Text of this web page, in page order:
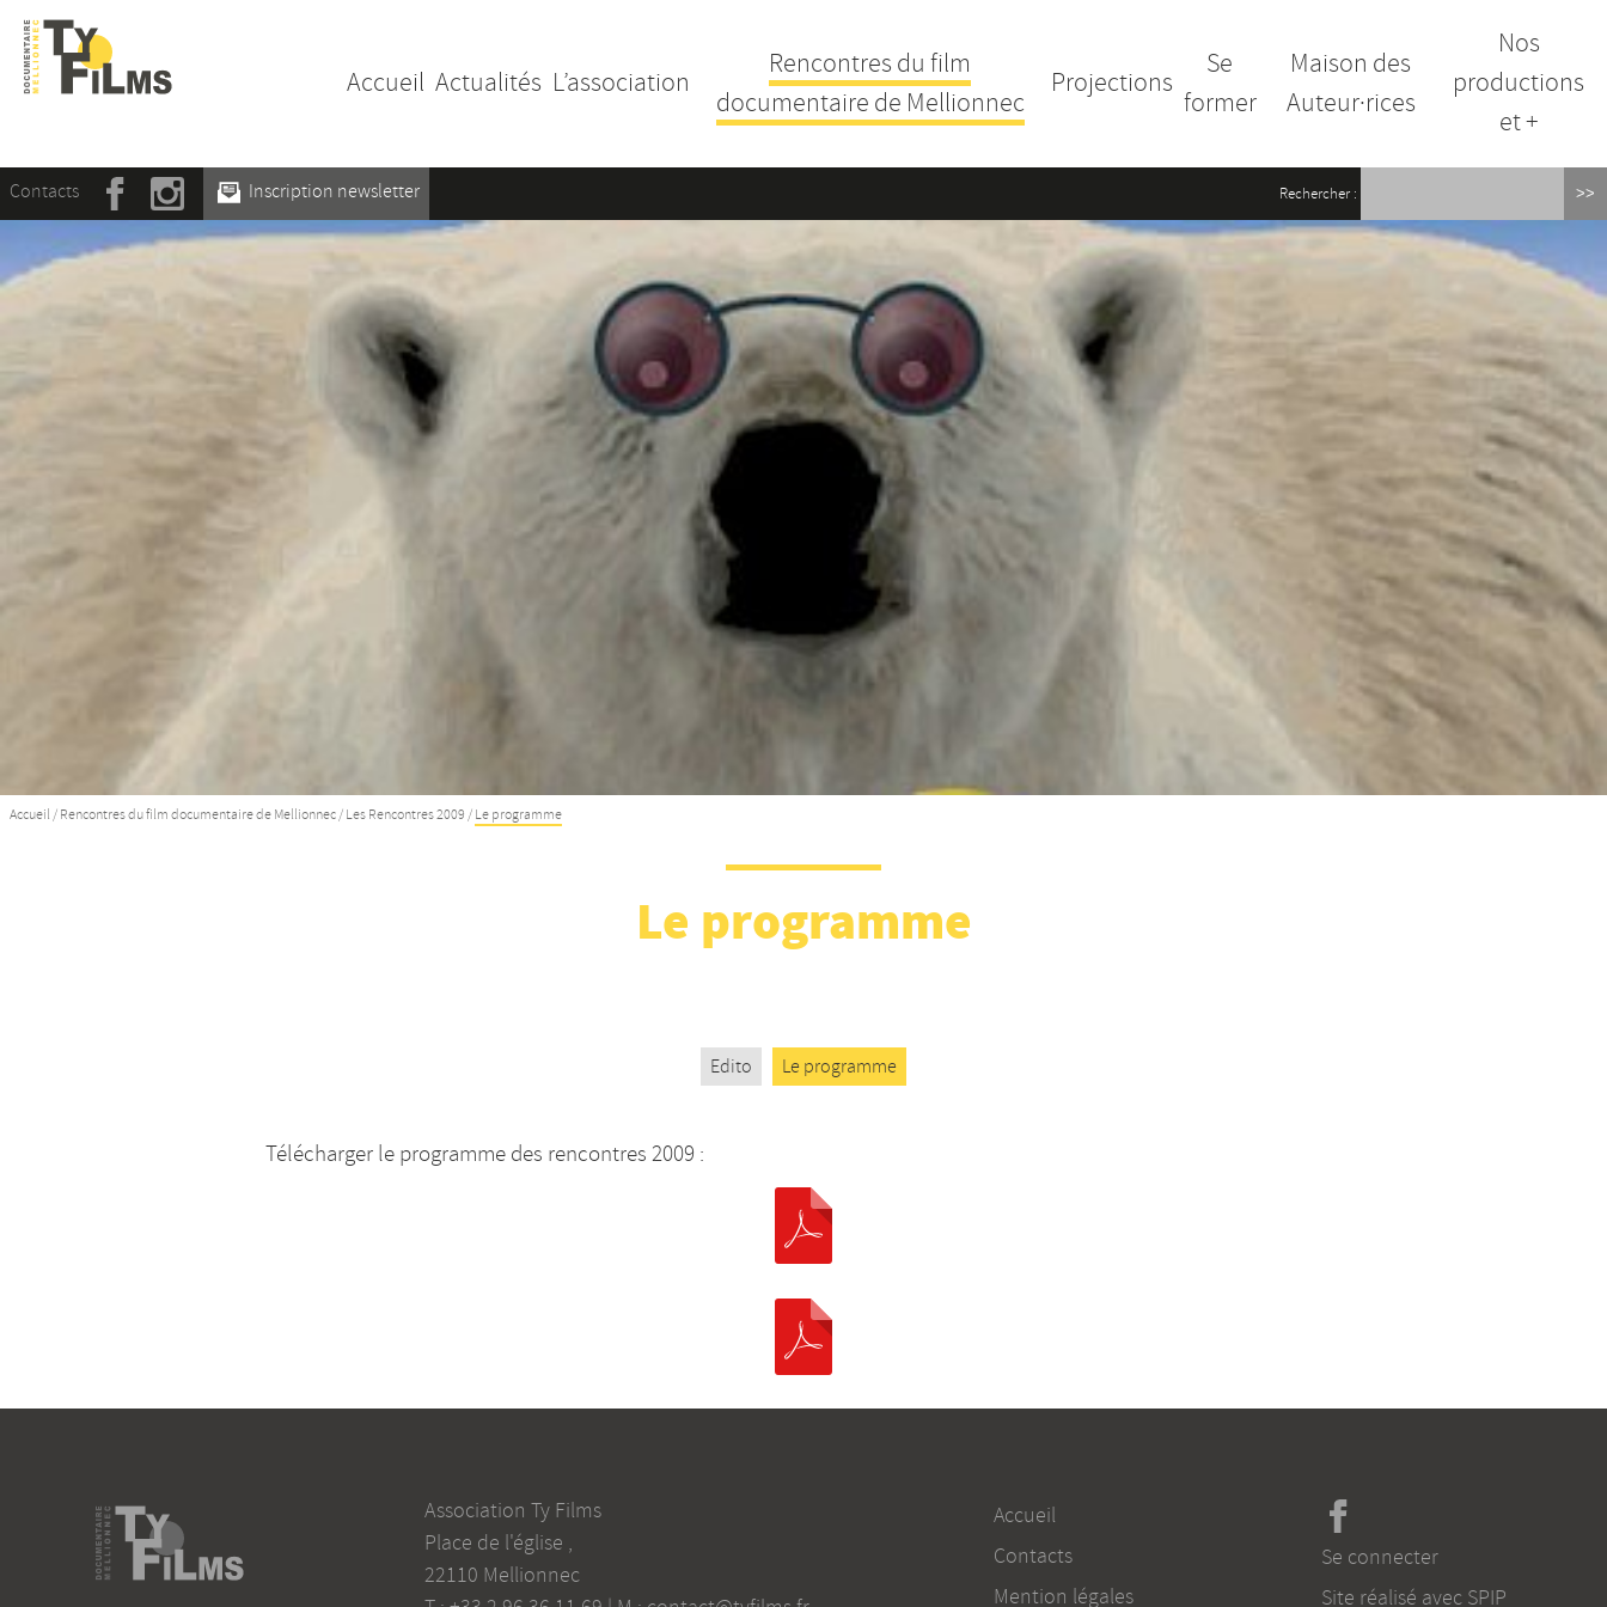
Accueil Actualités L’association
Rencontres du film
documentaire de Mellionnec
Projections
Se
former
Maison des
Auteur·rices
Nos
productions
et +
Contacts Inscription newsletter Rechercher :
Accueil / Rencontres du film documentaire de Mellionnec / Les Rencontres 2009 / Le programme
Le programme
Edito Le programme
Télécharger le programme des rencontres 2009 :
Association Ty Films
Place de l'église ,
22110 Mellionnec
Accueil
Contacts
Mention légales
Se connecter
Site réalisé avec SPIP